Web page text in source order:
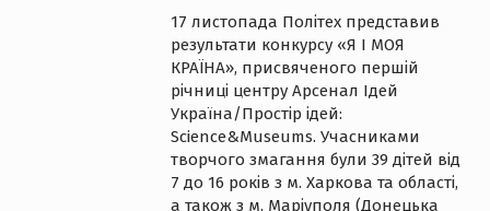
17 листопада Політех представив
результати конкурсу «Я І МОЯ
КРАЇНА», присвяченого першій
річниці центру Арсенал Ідей
Україна/Простір ідей:
Science&Museums. Учасниками
творчого змагання були 39 дітей від
7 до 16 років з м. Харкова та області,
а також з м. Маріуполя (Донецька